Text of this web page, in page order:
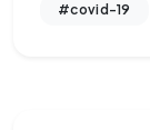
#covid-19